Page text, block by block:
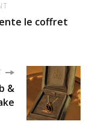
le coffret
&